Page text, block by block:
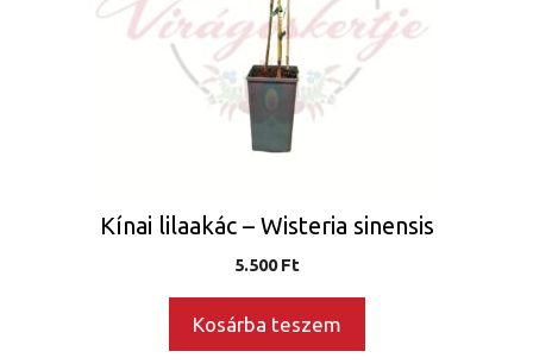
Kínai lilaakác – Wisteria sinensis
5.500Ft
Kosárba teszem